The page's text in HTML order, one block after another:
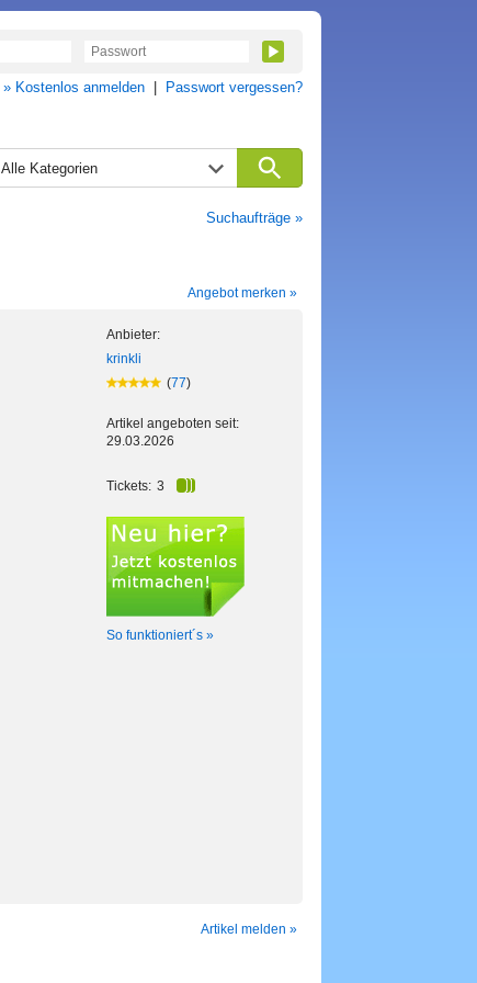
» Kostenlos anmelden Passwort vergessen?
Alle Kategorien
Suchaufträge »
Angebot merken »
Anbieter:
krinkli
(77)
Artikel angeboten seit:
29.03.2026
Tickets: 3
So funktioniert´s »
Artikel melden »